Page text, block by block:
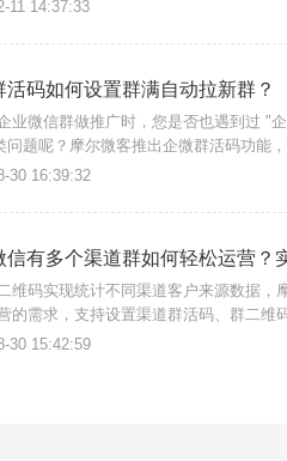
11 14:37:33
活码如何设置群满自动拉新群？
业微信群做推广时，您是否也遇到过 "
问题呢？摩尔微客推出企微群活码功能
失效导致客户流失，还支持群聊人数上
30 16:39:32
信有多个渠道群如何轻松运营？
维码实现统计不同渠道客户来源数据，
的需求，支持设置渠道群活码、群二维
、二维码成功加粉统计、落地页访问记
30 15:42:59